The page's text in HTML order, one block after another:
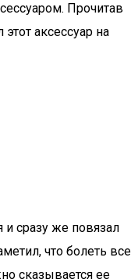
Прочитав
аксессуар на
и сразу же повязал
что болеть все
сказывается ее